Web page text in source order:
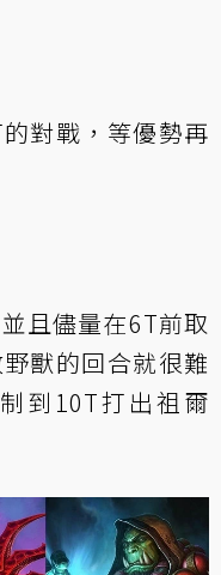
對戰，等優勢再
且儘量在6T前取
獸的回合就很難
到10T打出祖爾